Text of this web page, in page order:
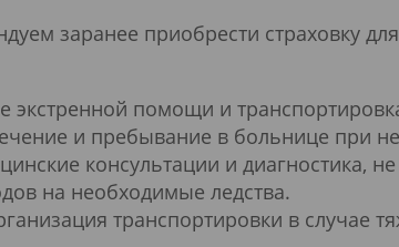
заранее приобрести страховку
экстренной помощи и
и пребывание в больнице при
консультации и диагностика,
на необходимые ледства.
транспортировки в случае